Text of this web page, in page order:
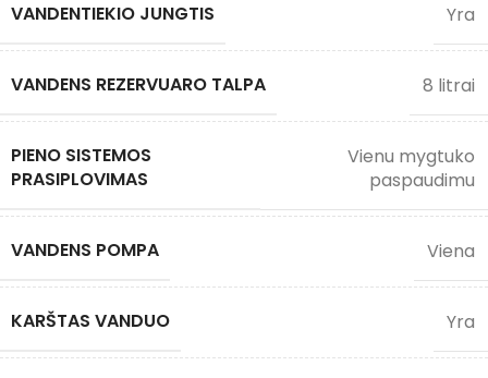
VANDENTIEKIO JUNGTIS Yra
VANDENS REZERVUARO TALPA 8 litrai
PIENO SISTEMOS
PRASIPLOVIMAS
Vienu mygtuko
paspaudimu
VANDENS POMPA Viena
KARŠTAS VANDUO Yra